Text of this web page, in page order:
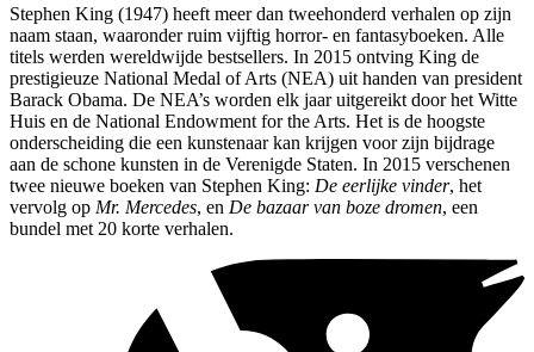
Stephen King (1947) heeft meer dan tweehonderd verhalen op zijn
naam staan, waaronder ruim vijftig horror- en fantasyboeken. Alle
titels werden wereldwijde bestsellers. In 2015 ontving King de
prestigieuze National Medal of Arts (NEA) uit handen van president
Barack Obama. De NEA’s worden elk jaar uitgereikt door het Witte
Huis en de National Endowment for the Arts. Het is de hoogste
onderscheiding die een kunstenaar kan krijgen voor zijn bijdrage
aan de schone kunsten in de Verenigde Staten. In 2015 verschenen
twee nieuwe boeken van Stephen King: De eerlijke vinder, het
vervolg op Mr. Mercedes, en De bazaar van boze dromen, een
bundel met 20 korte verhalen.